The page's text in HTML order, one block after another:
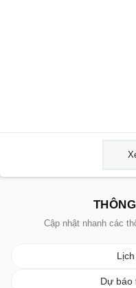
Cập nhật nhanh các
Dự báo